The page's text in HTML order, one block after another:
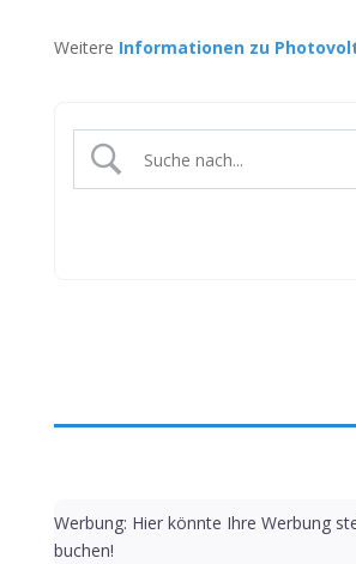
Weitere Informationen zu
Werbung: Hier könnte Ihre Werbung
buchen!